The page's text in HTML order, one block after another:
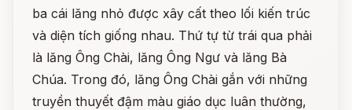
ba cái lăng nhỏ được xây cất theo lối kiến trúc
và diện tích giống nhau. Thứ tự từ trái qua phải
là lăng Ông Chài, lăng Ông Ngư và lăng Bà
Chúa. Trong đó, lăng Ông Chài gắn với những
truyền thuyết đậm màu giáo dục luân thường,